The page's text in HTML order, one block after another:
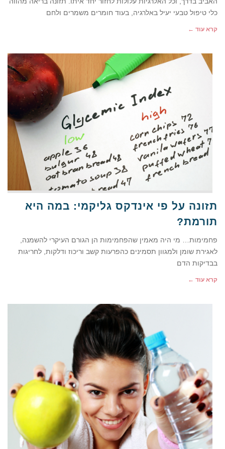
כלי טיפול טבעי יעיל באלרגיה, בעוד חומרים משמרים ולחם
קרא עוד ←
תזונה על פי אינדקס גליקמי: במה היא
תורמת?
פחמימות… מי היה מאמין שהפחמימות הן הגורם העיקרי להשמנה,
לאגירת שומן ולמגוון תסמינים כהפרעות קשב וריכוז ודלקות, לחריגות
בבדיקות הדם
קרא עוד ←